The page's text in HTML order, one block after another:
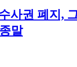
사권 폐지,
말